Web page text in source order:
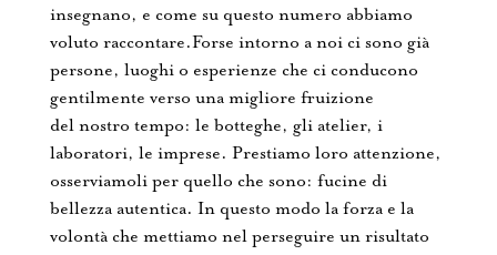
insegnano, e come su questo numero abbiamo
voluto raccontare.Forse intorno a noi ci sono già
persone, luoghi o esperienze che ci conducono
gentilmente verso una migliore fruizione
del nostro tempo: le botteghe, gli atelier, i
laboratori, le imprese. Prestiamo loro attenzione,
osserviamoli per quello che sono: fucine di
bellezza autentica. In questo modo la forza e la
volontà che mettiamo nel perseguire un risultato